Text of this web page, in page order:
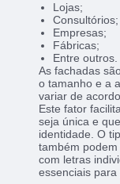
Lojas;
Consultórios;
Empresas;
Fábricas;
Entre outros.
As fachadas
o tamanho e a
variar de
Este fator
seja única e
identidade. O
também
com letras
essenciais